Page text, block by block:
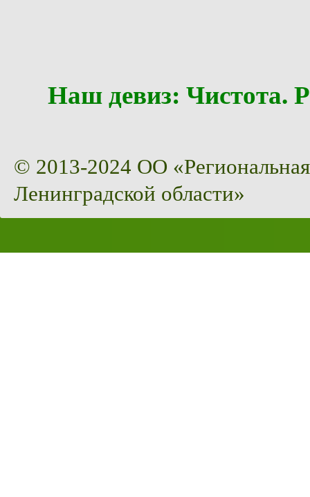
Наш девиз:
© 2013-2024 ОО
Ленинградской области»